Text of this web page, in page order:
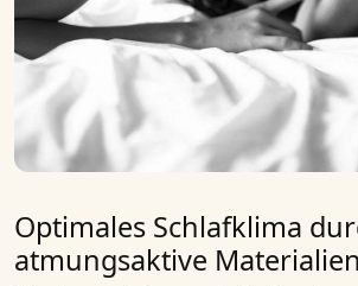
Optimales Schlafklima
atmungsaktive Materialien